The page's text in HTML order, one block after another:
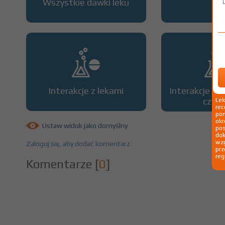
Wszystkie dawki leku
Interakcje z lekami
Interakcje z
Ustaw widok jako domyślny
Zaloguj się, aby dodać komentarz
Komentarze [0]